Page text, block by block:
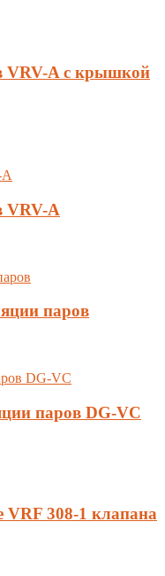
VRV-A с крышкой
VRV-A
паров
паров DG-VC
VRF 308-1 клапана